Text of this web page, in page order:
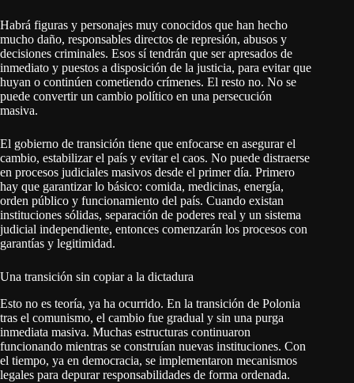
Habrá figuras y personajes muy conocidos que han hecho
mucho daño, responsables directos de represión, abusos y
decisiones criminales. Esos sí tendrán que ser apresados de
inmediato y puestos a disposición de la justicia, para evitar que
huyan o continúen cometiendo crímenes. El resto no. No se
puede convertir un cambio político en una persecución
masiva.
El gobierno de transición tiene que enfocarse en asegurar el
cambio, estabilizar el país y evitar el caos. No puede distraerse
en procesos judiciales masivos desde el primer día. Primero
hay que garantizar lo básico: comida, medicinas, energía,
orden público y funcionamiento del país. Cuando existan
instituciones sólidas, separación de poderes real y un sistema
judicial independiente, entonces comenzarán los procesos con
garantías y legitimidad.
Una transición sin copiar a la dictadura
Esto no es teoría, ya ha ocurrido. En la transición de Polonia
tras el comunismo, el cambio fue gradual y sin una purga
inmediata masiva. Muchas estructuras continuaron
funcionando mientras se construían nuevas instituciones. Con
el tiempo, ya en democracia, se implementaron mecanismos
legales para depurar responsabilidades de forma ordenada.